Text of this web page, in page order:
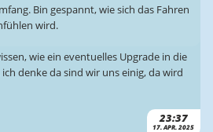
23:37
17. APR. 2025
Bin gespannt, wie sich das Fahren
wird.
wie ein eventuelles Upgrade in die
denke da sind wir uns einig, da wird